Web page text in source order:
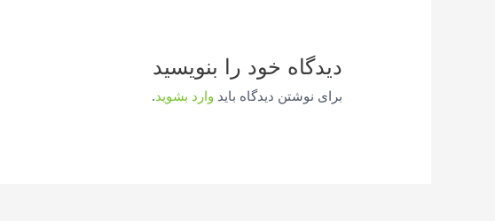
دیدگاه‌ خود را بنویسید
برای نوشتن دیدگاه باید وارد بشوید.